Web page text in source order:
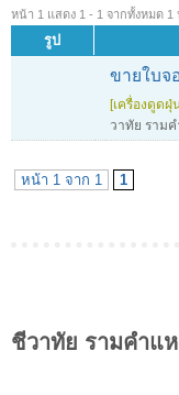
หน้า 1 แสดง 1 - 1 จากทั้งหมด 1
รูป
ขายใบจ
[เครื่องดูดฝุ่
วาทัย ราม
หน้า 1 จาก 1 1
ชีวาทัย รามคําแ